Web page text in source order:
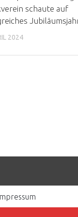
schaute auf
2024
Impressum